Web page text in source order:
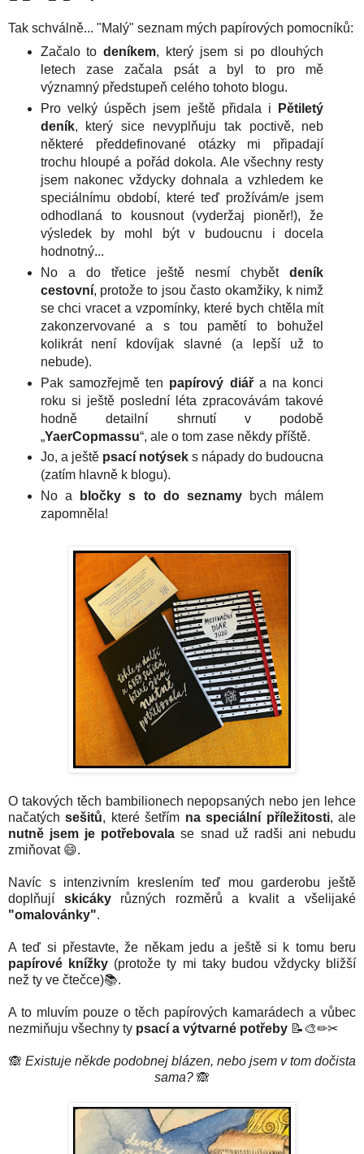
Tak schválně... "Malý" seznam mých papírových pomocníků:
Začalo todeníkem, který jsem si po dlouhých
letech zase začala psát a byl to pro mě
významný předstupeň celého tohoto blogu.
Pro velký úspěch jsem ještě přidala i Pětiletý
deník, který sice nevyplňuju tak poctivě, neb
některé předdefinované otázky mi připadají
trochu hloupé a pořád dokola. Ale všechny resty
jsem nakonec vždycky dohnala a vzhledem ke
speciálnímu období, které teď prožívám/e jsem
odhodlaná to kousnout (vyderžaj pioněr!), že
výsledek by mohl být v budoucnu i docela
hodnotný...
No a do třetice ještě nesmí chybětdeník
cestovní, protože to jsou často okamžiky, k nimž
se chci vracet a vzpomínky, které bych chtěla mít
zakonzervované a s tou pamětí to bohužel
kolikrát není kdovíjak slavné (a lepší už to
nebude).
Pak samozřejmě ten papírový diářa na konci
roku si ještě poslední léta zpracovávám takové
hodně detailní shrnutí v podobě
„YaerCopmassu“, ale o tom zase někdy příště.
Jo, a ještě psací notýsek s nápady do budoucna
(zatím hlavně k blogu).
No a
bločky s to do seznamybych málem
zapomněla!
O takových těch bambilionech nepopsaných nebo jen lehce
načatýchsešitů, které šetřím na speciální příležitosti, ale
nutně jsem je potřebovalase snad už radši ani nebudu
zmiňovat 😄.
Navíc s intenzivním kreslením teď mou garderobu ještě
doplňují skicáky různých rozměrů a kvalit a všelijaké
"omalovánky".
A teď si přestavte, že někam jedu a ještě si k tomu beru
papírové knížky (protože ty mi taky budou vždycky bližší
než ty ve čtečce)📚.
A to mluvím pouze o těch papírových kamarádech a vůbec
nezmiňuju všechny ty psací a výtvarné potřeby 📝🎨✏✂
🙈 Existuje někde podobnej blázen, nebo jsem v tom dočista
sama? 🙈